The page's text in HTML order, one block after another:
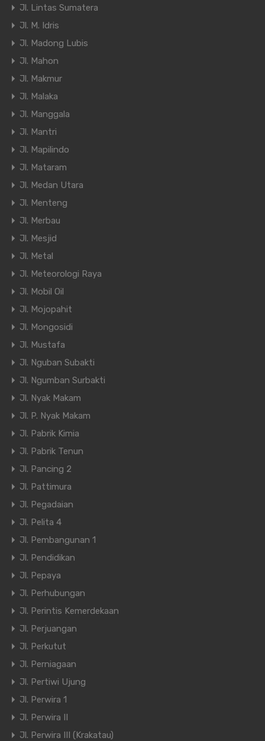
Jl. Lintas Sumatera
Jl. M. Idris
Jl. Madong Lubis
Jl. Mahon
Jl. Makmur
Jl. Malaka
Jl. Manggala
Jl. Mantri
Jl. Mapilindo
Jl. Mataram
Jl. Medan Utara
Jl. Menteng
Jl. Merbau
Jl. Mesjid
Jl. Metal
Jl. Meteorologi Raya
Jl. Mobil Oil
Jl. Mojopahit
Jl. Mongosidi
Jl. Mustafa
Jl. Nguban Subakti
Jl. Ngumban Surbakti
Jl. Nyak Makam
Jl. P. Nyak Makam
Jl. Pabrik Kimia
Jl. Pabrik Tenun
Jl. Pancing 2
Jl. Pattimura
Jl. Pegadaian
Jl. Pelita 4
Jl. Pembangunan 1
Jl. Pendidikan
Jl. Pepaya
Jl. Perhubungan
Jl. Perintis Kemerdekaan
Jl. Perjuangan
Jl. Perkutut
Jl. Perniagaan
Jl. Pertiwi Ujung
Jl. Perwira 1
Jl. Perwira II
Jl. Perwira III (Krakatau)